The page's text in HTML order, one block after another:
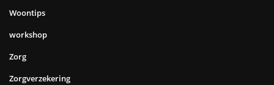
Woontips
workshop
Zorg
Zorgverzekering